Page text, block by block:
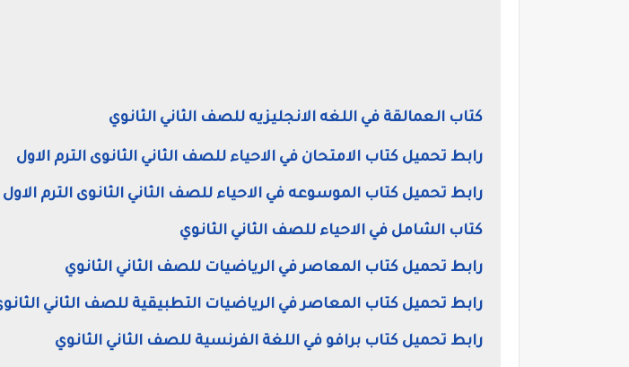
كتاب العمالقة في اللغه الانجليزيه للصف الثاني الثانوي
رابط تحميل كتاب الامتحان في الاحياء للصف الثاني الثانوى الترم الاول
رابط تحميل كتاب الموسوعه في الاحياء للصف الثاني الثانوى الترم الاول
كتاب الشامل في الاحياء للصف الثاني الثانوي
رابط تحميل كتاب المعاصر في الرياضيات للصف الثاني الثانوي
رابط تحميل كتاب المعاصر في الرياضيات التطبيقية للصف الثاني
رابط تحميل كتاب برافو في اللغة الفرنسية للصف الثاني الثانوي